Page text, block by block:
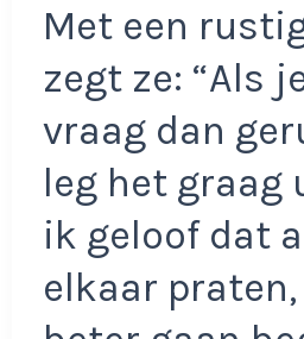
Met een
zegt ze: “Als
vraag dan
leg het graag
ik geloof dat
elkaar